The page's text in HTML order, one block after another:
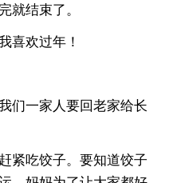
就结束了。
喜欢过年！
们一家人要回老家给长
紧吃饺子。要知道饺子